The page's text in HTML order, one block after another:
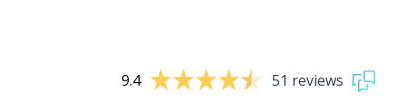
9.4 51 reviews